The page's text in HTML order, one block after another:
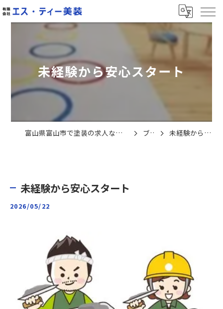
未経験から安心スタート
富山県富山市で塗装の求人なら有限会社エス・ティー美装 ブログ 未経験から安心スタート
未経験から安心スタート
2026/05/22